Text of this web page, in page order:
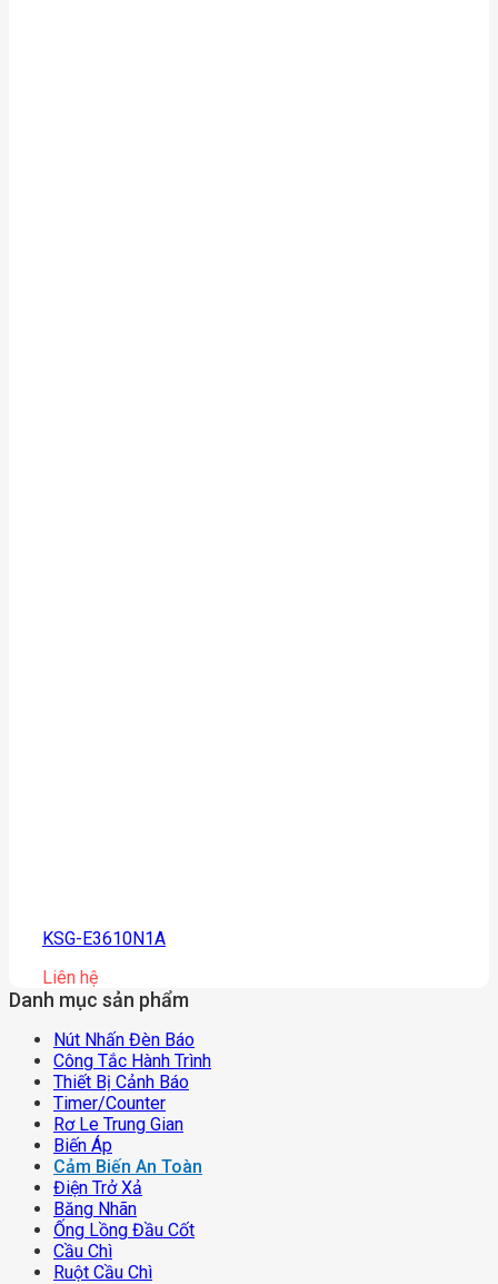
KSG-E3610N1A
Liên hệ
Danh mục sản phẩm
Nút Nhấn Đèn Báo
Công Tắc Hành Trình
Thiết Bị Cảnh Báo
Timer/counter
Rơ Le Trung Gian
Biến Áp
Cảm Biến An Toàn
Điện Trở Xả
Băng Nhãn
Ống Lồng Đầu Cốt
Cầu Chì
Ruột Cầu Chì